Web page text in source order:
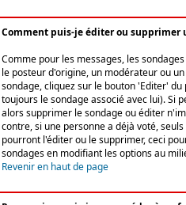
Comment puis-je éditer ou supprimer
Comme pour les messages, les
le posteur d'origine, un modérateur ou
sondage, cliquez sur le bouton 'Editer'
toujours le sondage associé avec lui). Si
alors supprimer le sondage ou éditer
contre, si une personne a déjà voté,
pourront l'éditer ou le supprimer, ceci
sondages en modifiant les options au
Revenir en haut de page